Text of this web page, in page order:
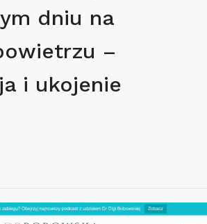
dniu na
–
i ukojenie